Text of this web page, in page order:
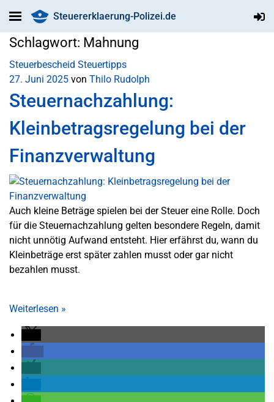
Steuererklaerung-Polizei.de
Schlagwort: Mahnung
Steuerbescheid Steuertipps
27. Juni 2025 von Thilo Rudolph
Steuernachzahlung:
Kleinbetragsregelung bei der
Finanzverwaltung
Auch kleine Beträge spielen bei der Steuer eine Rolle. Doch
für die Steuernachzahlung gelten besondere Regeln, damit
nicht unnötig Aufwand entsteht. Hier erfährst du, wann du
Kleinbeträge erst später zahlen musst oder gar nicht
bezahlen musst.
Weiterlesen »